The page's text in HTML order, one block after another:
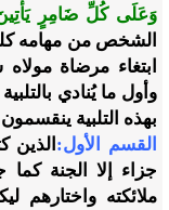
وَعَلَى كُلِّ ضَامِرٍ
الشخص من مهامه
ابتغاء مرضاة
وأول ما يُنادي
بهذه التلبية
القسم الأول: الذين
جزاء إلا الجنة
ملائكته واختارهم